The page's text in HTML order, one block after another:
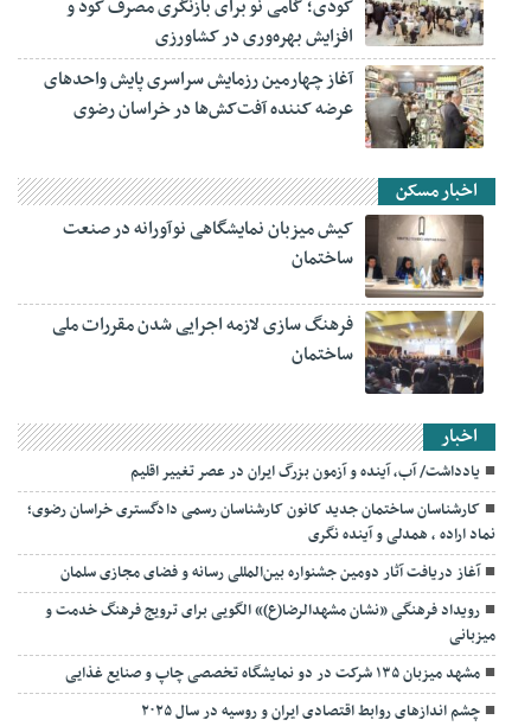
کودی؛ گامی نو برای بازنگری مصرف کود و
افزایش بهره‌وری در کشاورزی
آغاز چهارمین رزمایش سراسری پایش واحدهای
عرضه کننده آفت‌کش‌ها در خراسان رضوی
اخبار مسکن
کیش میزبان نمایشگاهی نوآورانه در صنعت
ساختمان
فرهنگ سازی لازمه اجرایی شدن مقررات ملی
ساختمان
اخبار
یادداشت/ آب، آینده و آزمون بزرگ ایران در عصر تغییر اقلیم
کارشناسان ساختمان جدید کانون کارشناسان رسمی دادگستری خراسان رضوی؛
نماد اراده ، همدلی و آینده نگری
آغاز دریافت آثار دومین جشنواره بین‌المللی رسانه و فضای مجازی سلمان
رویداد فرهنگی «نشان مشهدالرضا(ع)» الگویی برای ترویج فرهنگ خدمت و
میزبانی
مشهد میزبان ۱۳۵ شرکت در دو نمایشگاه تخصصی چاپ و صنایع غذایی
چشم اندازهای روابط اقتصادی ایران و روسیه در سال ۲۰۲۵